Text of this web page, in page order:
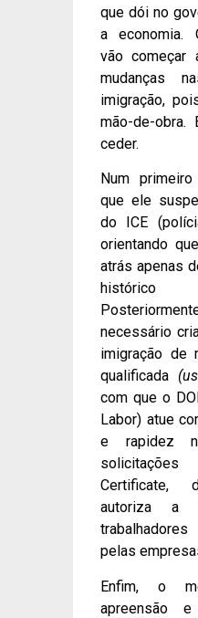
que dói no
a economia.
vão começar
mudanças
imigração,
mão-de-obra.
ceder.
Num
que ele
do ICE
orientando
atrás apenas
necessário
imigração de
qualificada
com que o
Labor) atue
e rapidez
Certificate,
autoriza a
pelas
Enfim, o
apreensão